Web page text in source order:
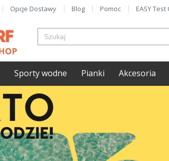
Opcje Dostawy Blog Pomoc EASY
Sporty wodne Pianki Akcesoria